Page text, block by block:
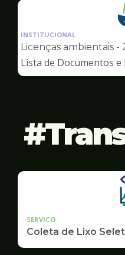
INSTITUCIONAL
Licenças ambientais -
Lista de Documentos e
SERVICO
Coleta de Lixo